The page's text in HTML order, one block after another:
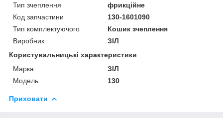
Тип зчеплення
фрикційне
Код запчастини
130-1601090
Тип комплектуючого
Кошик зчеплення
Виробник
ЗІЛ
Користувальницькі характеристики
Марка
ЗІЛ
Модель
130
Приховати